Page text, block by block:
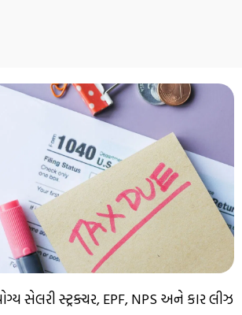
સેલરી સ્ટ્રક્ચર, EPF, NPS અને કાર લીઝ